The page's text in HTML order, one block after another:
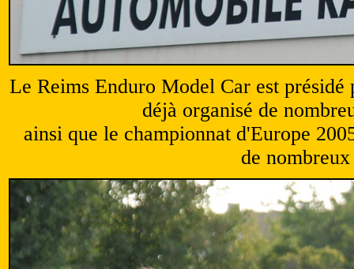
Le Reims Enduro Model Car est
déjà organisé de
ainsi que le championnat d'Europe
de